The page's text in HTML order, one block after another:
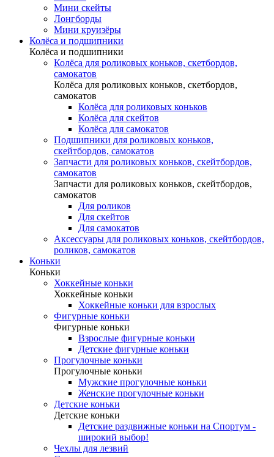
Мини скейты
Лонгборды
Мини круизёры
Колёса и подшипники
Колёса и подшипники
Колёса для роликовых коньков, скетбордов,
самокатов
Колёса для роликовых коньков, скетбордов,
самокатов
Колёса для роликовых коньков
Колёса для скейтов
Колёса для самокатов
Подшипники для роликовых коньков,
скейтбордов, самокатов
Запчасти для роликовых коньков, скейтбордов,
самокатов
Запчасти для роликовых коньков, скейтбордов,
самокатов
Для роликов
Для скейтов
Для самокатов
Аксессуары для роликовых коньков, скейтбордов,
роликов, самокатов
Коньки
Коньки
Хоккейные коньки
Хоккейные коньки
Хоккейные коньки для взрослых
Фигурные коньки
Фигурные коньки
Взрослые фигурные коньки
Детские фигурные коньки
Прогулочные коньки
Прогулочные коньки
Мужские прогулочные коньки
Женские прогулочные коньки
Детские коньки
Детские коньки
Детские раздвижные коньки на Спортум -
широкий выбор!
Чехлы для лезвий